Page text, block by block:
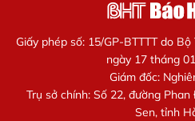
Giấy phép số: 15/GP-BTTTT do
ngày 17 tháng
Giám đốc:
Trụ sở chính: Số 22, đường
Sen, tỉnh